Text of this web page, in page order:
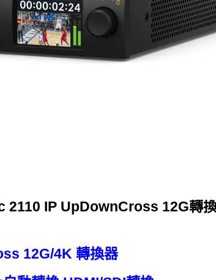
2110 IP UpDownCross 12G轉
12G/4K 轉換器